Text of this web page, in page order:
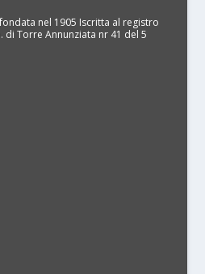
nel 1905 Iscritta al registro
di Torre Annunziata nr 41 del 5